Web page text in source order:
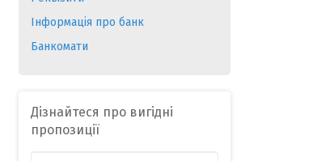
Інформація про банк
Банкомати
Дізнайтеся про вигідні
пропозиції